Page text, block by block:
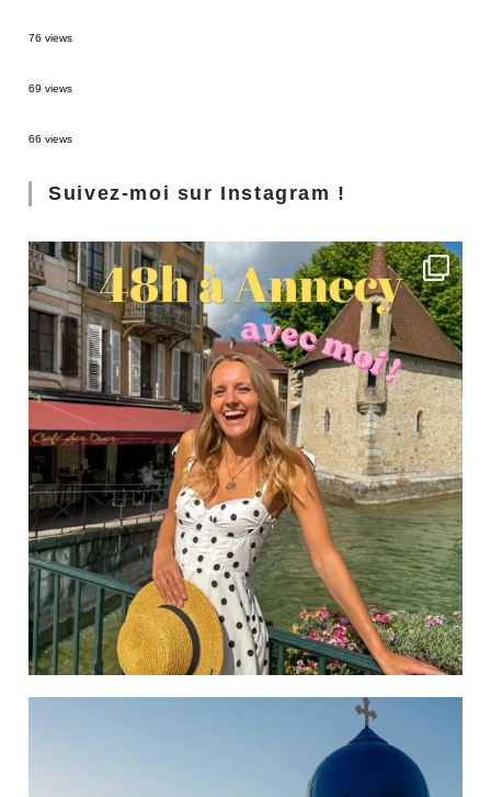
76 views
69 views
66 views
Suivez-moi sur Instagram !